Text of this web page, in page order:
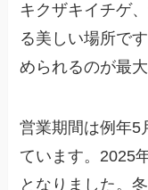
キクザキイチゲ
る美しい場所で
められるのが最大
営業期間は例年5
ています。2025
となりました。